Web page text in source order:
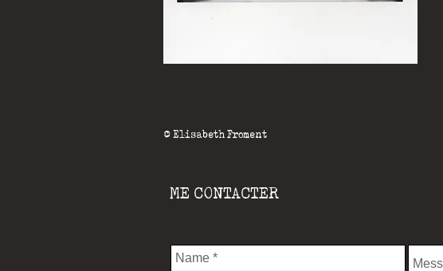
© Elisabeth Froment
ME CONTACTER